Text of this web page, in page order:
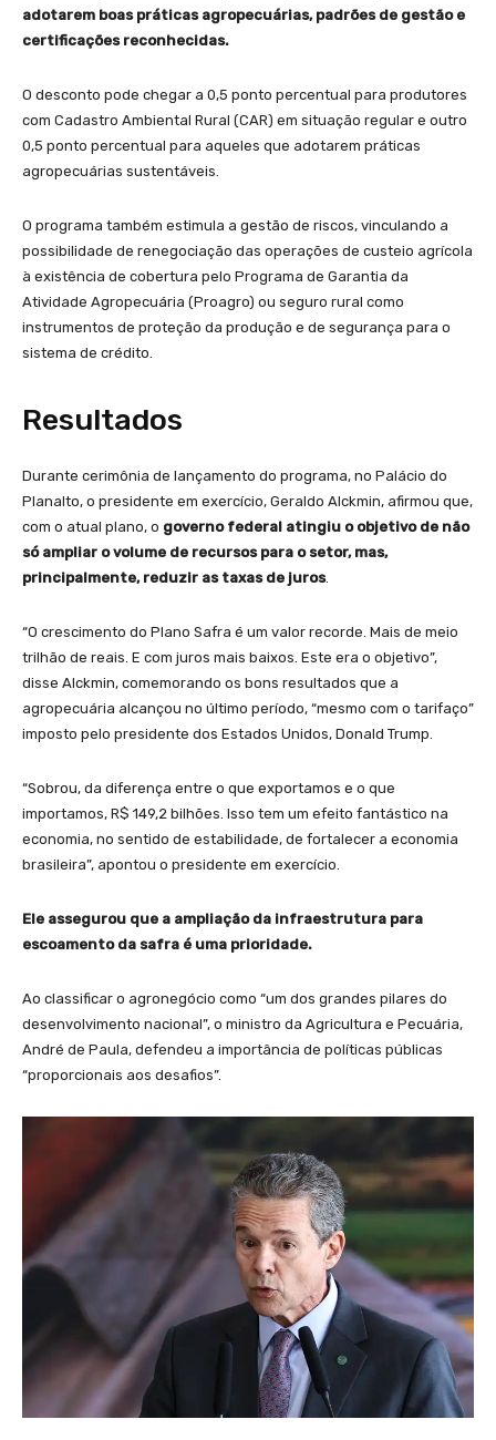
adotarem boas práticas agropecuárias, padrões de gestão e
certificações reconhecidas.
O desconto pode chegar a 0,5 ponto percentual para produtores
com Cadastro Ambiental Rural (CAR) em situação regular e outro
0,5 ponto percentual para aqueles que adotarem práticas
agropecuárias sustentáveis.
O programa também estimula a gestão de riscos, vinculando a
possibilidade de renegociação das operações de custeio agrícola
à existência de cobertura pelo Programa de Garantia da
Atividade Agropecuária (Proagro) ou seguro rural como
instrumentos de proteção da produção e de segurança para o
sistema de crédito.
Resultados
Durante cerimônia de lançamento do programa, no Palácio do
Planalto, o presidente em exercício, Geraldo Alckmin, afirmou que,
com o atual plano, o governo federal atingiu o objetivo de não
só ampliar o volume de recursos para o setor, mas,
principalmente, reduzir as taxas de juros.
“O crescimento do Plano Safra é um valor recorde. Mais de meio
trilhão de reais. E com juros mais baixos. Este era o objetivo”,
disse Alckmin, comemorando os bons resultados que a
agropecuária alcançou no último período, “mesmo com o tarifaço”
imposto pelo presidente dos Estados Unidos, Donald Trump.
“Sobrou, da diferença entre o que exportamos e o que
importamos, R$ 149,2 bilhões. Isso tem um efeito fantástico na
economia, no sentido de estabilidade, de fortalecer a economia
brasileira”, apontou o presidente em exercício.
Ele assegurou que a ampliação da infraestrutura para
escoamento da safra é uma prioridade.
Ao classificar o agronegócio como “um dos grandes pilares do
desenvolvimento nacional”, o ministro da Agricultura e Pecuária,
André de Paula, defendeu a importância de políticas públicas
“proporcionais aos desafios”.